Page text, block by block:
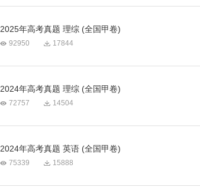
2025年高考真题 理综 (全国甲卷)
92950 17844
2024年高考真题 理综 (全国甲卷)
72757 14504
2024年高考真题 英语 (全国甲卷)
75339 15888